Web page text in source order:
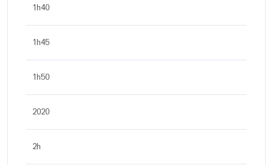
1h40
1h45
1h50
2020
2h